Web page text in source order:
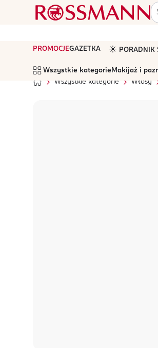
PROMOCJEGAZETKA ☀️ PORADNIK
Wszystkie kategorie Makijaż i
Wszystkie kategorie
Włosy